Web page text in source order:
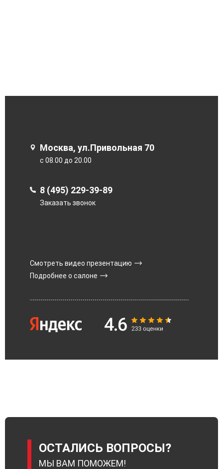
Москва, ул.Привольная 70
с 08.00 до 20.00
8 (495) 229-39-89
Заказать звонок
Смотреть видео презентацию
Подробнее о салоне
ОСТАЛИСЬ ВОПРОСЫ?
МЫ ВАМ ПОМОЖЕМ!